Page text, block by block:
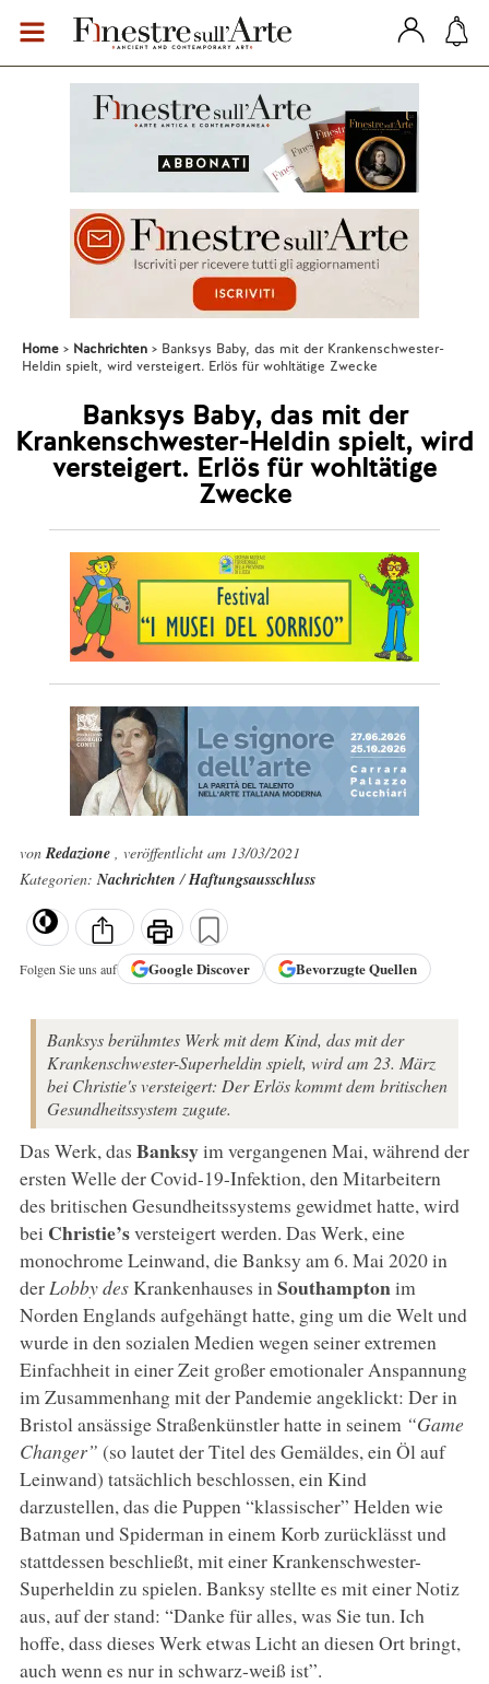
Home Nachrichten
Banksys Baby, das mit der Krankenschwester-
Heldin spielt, wird versteigert. Erlös für wohltätige Zwecke
Banksys Baby, das mit der
Krankenschwester-Heldin spielt, wird
versteigert. Erlös für wohltätige
Zwecke
vonRedazione , veröffentlicht am 13/03/2021
Kategorien:Nachrichten/Haftungsausschluss
Folgen Sie uns auf GoogleDiscover Bevorzugte Quellen
Banksys berühmtes Werk mit dem Kind, das mit der
Krankenschwester-Superheldin spielt, wird am 23. März
bei Christie's versteigert: Der Erlös kommt dem britischen
Gesundheitssystem zugute.
Das Werk, das Banksyim vergangenen Mai, während der
ersten Welle der Covid-19-Infektion, den Mitarbeitern
des britischen Gesundheitssystems gewidmet hatte, wird
bei Christie’sversteigert werden. Das Werk, eine
monochrome Leinwand, die Banksy am 6. Mai 2020 in
der Lobby desKrankenhauses in Southamptonim
Norden Englands aufgehängt hatte, ging um die Welt und
wurde in den sozialen Medien wegen seiner extremen
Einfachheit in einer Zeit großer emotionaler Anspannung
im Zusammenhang mit der Pandemie angeklickt: Der in
Bristol ansässige Straßenkünstler hatte in seinem “Game
Changer” (so lautet der Titel des Gemäldes, ein Öl auf
Leinwand) tatsächlich beschlossen, ein Kind
darzustellen, das die Puppen “klassischer” Helden wie
Batman und Spiderman in einem Korb zurücklässt und
stattdessen beschließt, mit einer Krankenschwester-
Superheldin zu spielen. Banksy stellte es mit einer Notiz
aus, auf der stand: “Danke für alles, was Sie tun. Ich
hoffe, dass dieses Werk etwas Licht an diesen Ort bringt,
auch wenn es nur in schwarz-weiß ist”.